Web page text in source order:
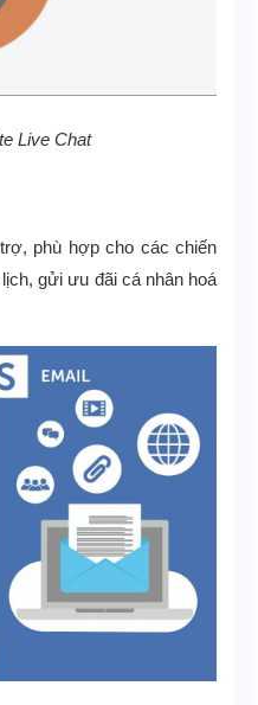
Live Chat
phù hợp cho các chiến
gửi ưu đãi cá nhân hoá